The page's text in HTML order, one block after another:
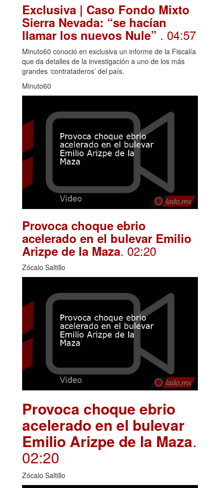
Exclusiva | Caso Fondo Mixto
Sierra Nevada: “se hacían
llamar los nuevos Nule” . 04:57
Minuto60 conoció en exclusiva un informe de la Fiscalía
que da detalles de la investigación a uno de los más
grandes ‘contrataderos’ del país.
Minuto60
Provoca choque ebrio
acelerado en el bulevar Emilio
Arizpe de la Maza. 02:20
Zócalo Saltillo
Provoca choque ebrio
acelerado en el bulevar
Emilio Arizpe de la Maza.
02:20
Zócalo Saltillo